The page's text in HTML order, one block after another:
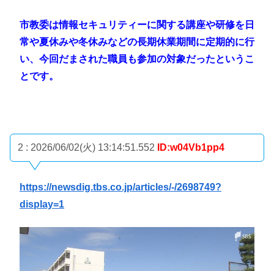
市教委は情報セキュリティーに関する講座や研修を日
常や夏休みや冬休みなどの長期休業期間に定期的に行
い、今回だまされた職員も参加の対象だったというこ
とです。
2 : 2026/06/02(火) 13:14:51.552 ID:w04Vb1pp4
https://newsdig.tbs.co.jp/articles/-/2698749?
display=1